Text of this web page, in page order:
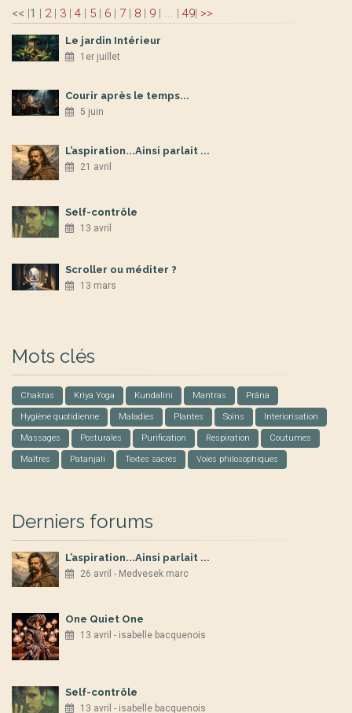
<< |1 | 2| 3 | 4 | 5 | 6 | 7 | 8 | 9 | ... | 49| >>
Le jardin Intérieur
1er juillet
Courir après le temps...
5 juin
L’aspiration...Ainsi parlait ...
21 avril
Self-contrôle
13 avril
Scroller ou méditer ?
13 mars
Mots clés
Chakras Kriya Yoga Kundalini Mantras Prâna
Hygiène quotidienne Maladies Plantes Soins Interiorisation
Massages Posturales Purification Respiration Coutumes
Maîtres Patanjali Textes sacrés Voies philosophiques
Derniers forums
L’aspiration...Ainsi parlait ...
26 avril - Medvesek marc
One Quiet One
13 avril - isabelle bacquenois
Self-contrôle
13 avril - isabelle bacquenois